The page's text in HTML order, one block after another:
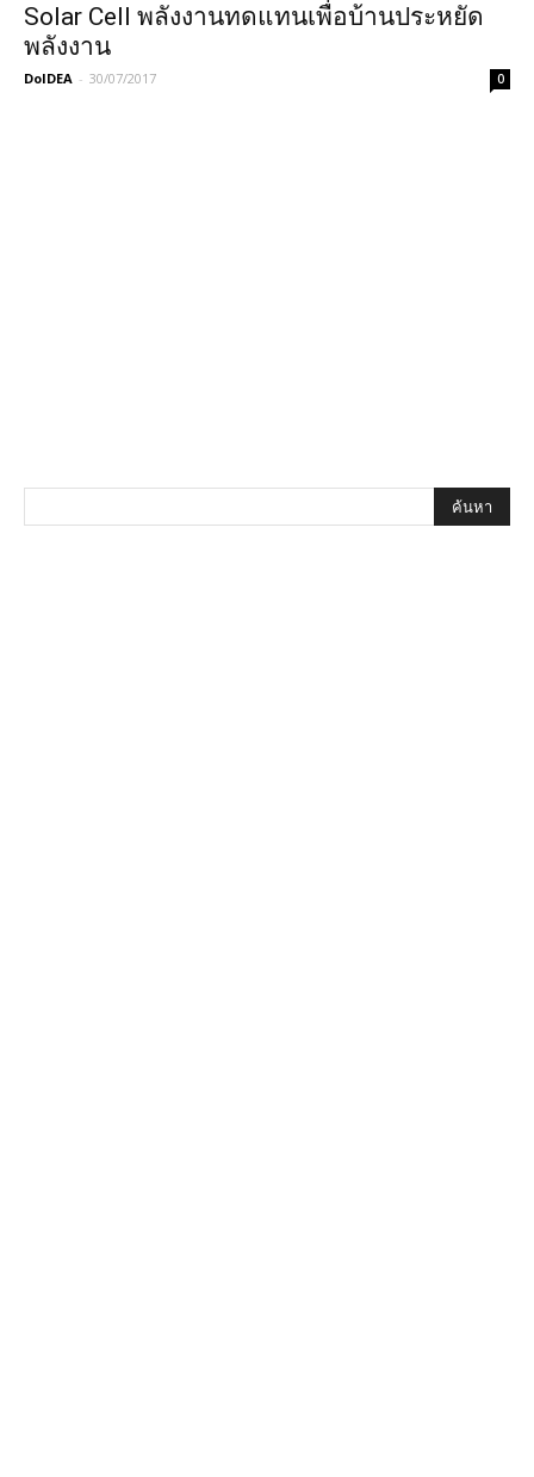
Solar Cell พลังงานทดแทนเพื่อบ้านประหยัด
พลังงาน
DoIDEA - 30/07/2017 0